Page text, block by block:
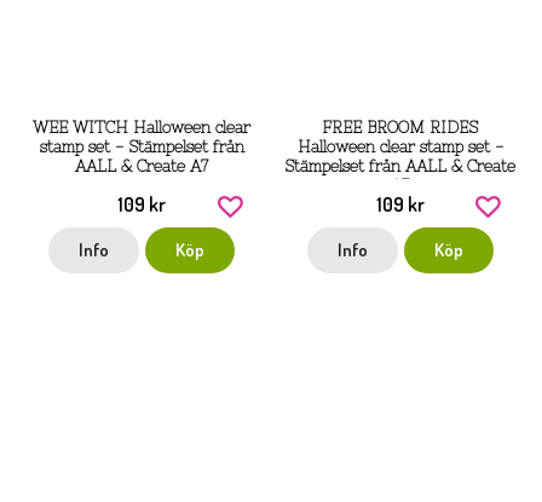
WEE WITCH Halloween clear
stamp set - Stämpelset från
AALL & Create A7
109 kr
Info Köp
FREE BROOM RIDES
Halloween clear stamp set -
Stämpelset från AALL & Create
A7
109 kr
Info Köp